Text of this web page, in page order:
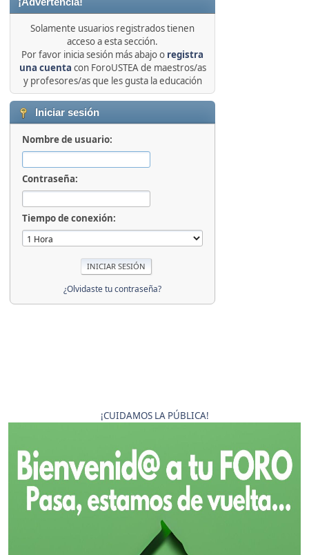
Solamente usuarios registrados tienen
acceso a esta sección.
Por favor inicia sesión más abajo o registra
una cuenta con ForoUSTEA de maestros/as
y profesores/as que les gusta la educación
Iniciar sesión
Nombre de usuario:
Contraseña:
Tiempo de conexión:
¿Olvidaste tu contraseña?
¡CUIDAMOS LA PÚBLICA!